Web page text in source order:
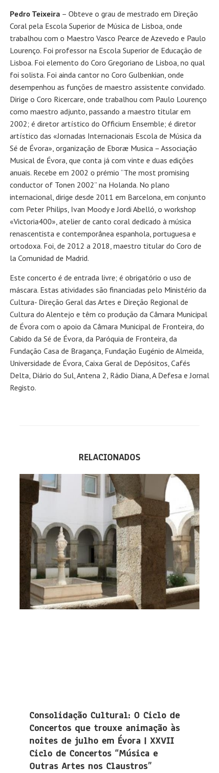
Pedro Teixeira – Obteve o grau de mestrado em Direção
Coral pela Escola Superior de Música de Lisboa, onde
trabalhou com o Maestro Vasco Pearce de Azevedo e Paulo
Lourenço. Foi professor na Escola Superior de Educação de
Lisboa. Foi elemento do Coro Gregoriano de Lisboa, no qual
foi solista. Foi ainda cantor no Coro Gulbenkian, onde
desempenhou as funções de maestro assistente convidado.
Dirige o Coro Ricercare, onde trabalhou com Paulo Lourenço
como maestro adjunto, passando a maestro titular em
2002; é diretor artístico do Officium Ensemble; é diretor
artístico das «Jornadas Internacionais Escola de Música da
Sé de Évora», organização de Eboræ Musica – Associação
Musical de Évora, que conta já com vinte e duas edições
anuais. Recebe em 2002 o prémio “The most promising
conductor of Tonen 2002” na Holanda. No plano
internacional, dirige desde 2011 em Barcelona, em conjunto
com Peter Philips, Ivan Moody e Jordi Abelló, o workshop
«Victoria400», atelier de canto coral dedicado à música
renascentista e contemporânea espanhola, portuguesa e
ortodoxa. Foi, de 2012 a 2018, maestro titular do Coro de
la Comunidad de Madrid.
Este concerto é de entrada livre; é obrigatório o uso de
máscara. Estas atividades são financiadas pelo Ministério da
Cultura- Direção Geral das Artes e Direção Regional de
Cultura do Alentejo e têm co produção da Câmara Municipal
de Évora com o apoio da Câmara Municipal de Fronteira, do
Cabido da Sé de Évora, da Paróquia de Fronteira, da
Fundação Casa de Bragança, Fundação Eugénio de Almeida,
Universidade de Évora, Caixa Geral de Depósitos, Cafés
Delta, Diário do Sul, Antena 2, Rádio Diana, A Defesa e Jornal
Registo.
RELACIONADOS
Consolidação Cultural: O Ciclo de
Concertos que trouxe animação às
noites de julho em Évora | XXVII
Ciclo de Concertos “Música e
Outras Artes nos Claustros”